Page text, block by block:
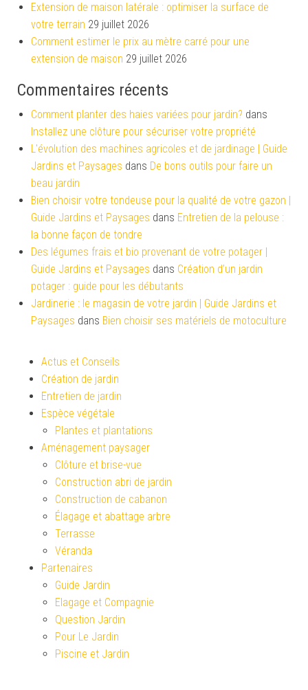
Extension de maison latérale : optimiser la surface de
votre terrain 29 juillet 2026
Comment estimer le prix au mètre carré pour une
extension de maison 29 juillet 2026
Commentaires récents
Comment planter des haies variées pour jardin? dans
Installez une clôture pour sécuriser votre propriété
L'évolution des machines agricoles et de jardinage | Guide
Jardins et Paysages dans De bons outils pour faire un
beau jardin
Bien choisir votre tondeuse pour la qualité de votre gazon |
Guide Jardins et Paysages dans Entretien de la pelouse :
la bonne façon de tondre
Des légumes frais et bio provenant de votre potager |
Guide Jardins et Paysages dans Création d’un jardin
potager : guide pour les débutants
Jardinerie : le magasin de votre jardin | Guide Jardins et
Paysages dans Bien choisir ses matériels de motoculture
Actus et Conseils
Création de jardin
Entretien de jardin
Espèce végétale
Plantes et plantations
Aménagement paysager
Clôture et brise-vue
Construction abri de jardin
Construction de cabanon
Élagage et abattage arbre
Terrasse
Véranda
Partenaires
Guide Jardin
Elagage et Compagnie
Question Jardin
Pour Le Jardin
Piscine et Jardin